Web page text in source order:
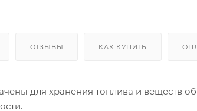
ОТЗЫВЫ КАК КУПИТЬ
для хранения топлива и веществ